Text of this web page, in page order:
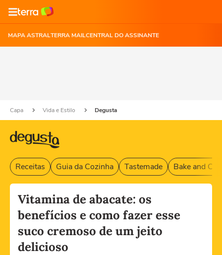
MAPA ASTRALTERRA MAILCENTRAL DO ASSINANTE
Capa Vida e Estilo Degusta
Receitas Guia da Cozinha Tastemade Bake and
Vitamina de abacate: os
benefícios e como fazer esse
suco cremoso de um jeito
delicioso